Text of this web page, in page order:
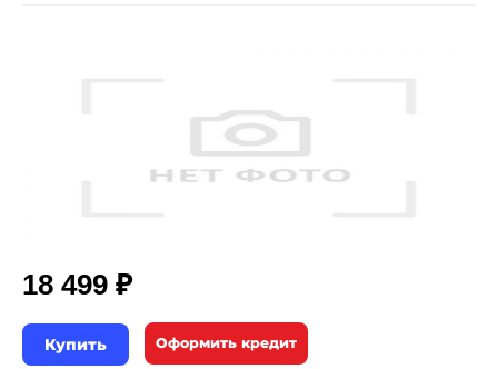
18 499 ₽
Купить Оформить кредит